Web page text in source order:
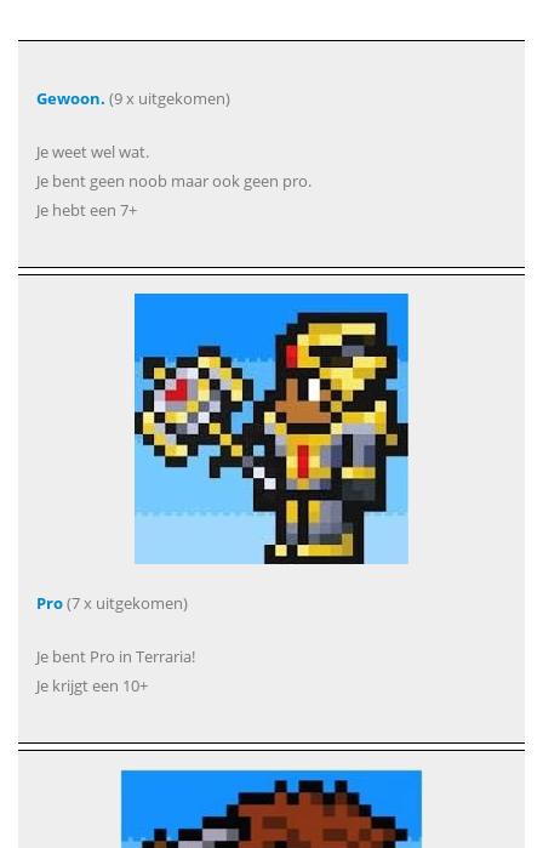
Gewoon. (9 x uitgekomen)
Je weet wel wat.
Je bent geen noob maar ook geen pro.
Je hebt een 7+
Pro(7 x uitgekomen)
Je bent Pro in Terraria!
Je krijgt een 10+